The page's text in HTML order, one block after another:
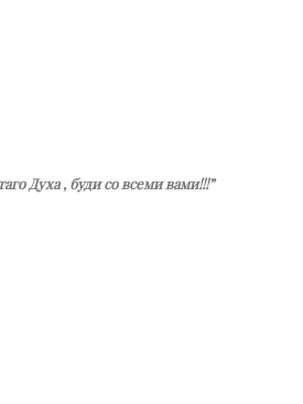
Духа , буди со всеми вами!!!”